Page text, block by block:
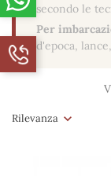
secondo le
Per
d'epoca,
Rilevanza